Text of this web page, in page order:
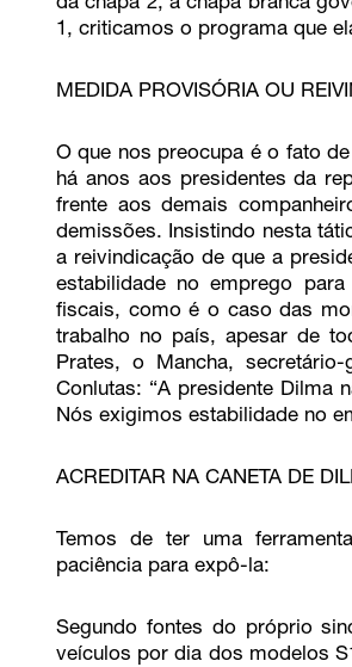
da chapa 2, a chapa branca
1, criticamos o programa que
MEDIDA PROVISÓRIA OU
O que nos preocupa é o fato
há anos aos presidentes da
frente aos demais
demissões. Insistindo nesta
a reivindicação de que a
estabilidade no emprego
fiscais, como é o caso das
trabalho no país, apesar de
Prates, o Mancha,
Conlutas: “A presidente Dilma
Nós exigimos estabilidade no
ACREDITAR NA CANETA DE
Temos de ter uma
paciência para expô-la:
Segundo fontes do próprio
veículos por dia dos modelos